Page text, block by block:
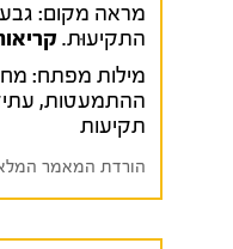
מראה מקום:
התקיעוּת.
מילות מפתח:
ההתמעטות,
תקיעות
הורדת המאמר